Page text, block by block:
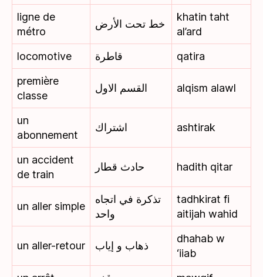
ligne de
métro
خط تحت الأرض
khatin taht
al’ard
locomotive
قاطرة
qatira
première
classe
القسم الاول alqism alawl
un
abonnement
اشتراك ashtirak
un accident
de train
حادث قطار hadith qitar
un aller simple
تذكرة في اتجاه
واحد
tadhkirat fi
aitijah wahid
un aller-retour ذهاب و إياب
dhahab w
‘iiab